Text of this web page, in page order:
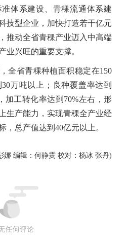
体系建设、青稞流通体系建
技型企业，加快打造若干亿元
推动全省青稞产业迈入中高端
业兴旺的重要支撑。
全省青稞种植面积稳定在150
万吨以上；良种覆盖率达到
加工转化率达到70%左右，形
生产能力，实现青稞全产业经
，总产值达到40亿元以上。
娜 编辑：何静霙 校对：杨冰 张丹)